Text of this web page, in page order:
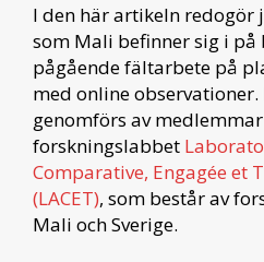
I den här artikeln redogör
som Mali befinner sig i på
pågående fältarbete på
med online observationer.
genomförs av
forskningslabbet
Comparative, Engagée et
(LACET), som består av
Mali och Sverige.